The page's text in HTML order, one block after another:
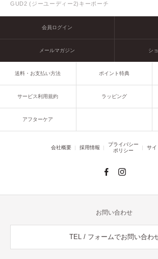
GUD2 (ジーユーディー2)キーポーチ
会員ログイン
メールマガジン シ
送料・お支払い方法 ポイント特典
サービス利用規約 ラッピング
アフターケア
会社概要 採用情報
プライバシー
ポリシー
サイ
お問い合わせ
TEL / フォームでお問い合わ